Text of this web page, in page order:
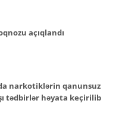
açıqlandı
narkotiklərin qanunsuz
tədbirlər həyata keçirilib